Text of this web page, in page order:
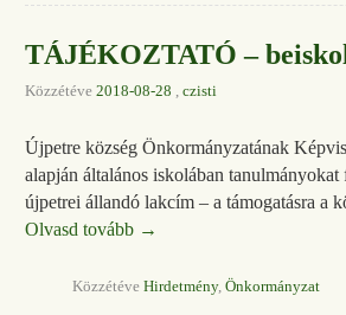
TÁJÉKOZTATÓ –
Közzétéve 2018-08-28 , czisti
Újpetre község Önkormányzatának
alapján általános iskolában
újpetrei állandó lakcím – a támogatásra
Olvasd tovább →
Közzétéve Hirdetmény, Önkormányzat